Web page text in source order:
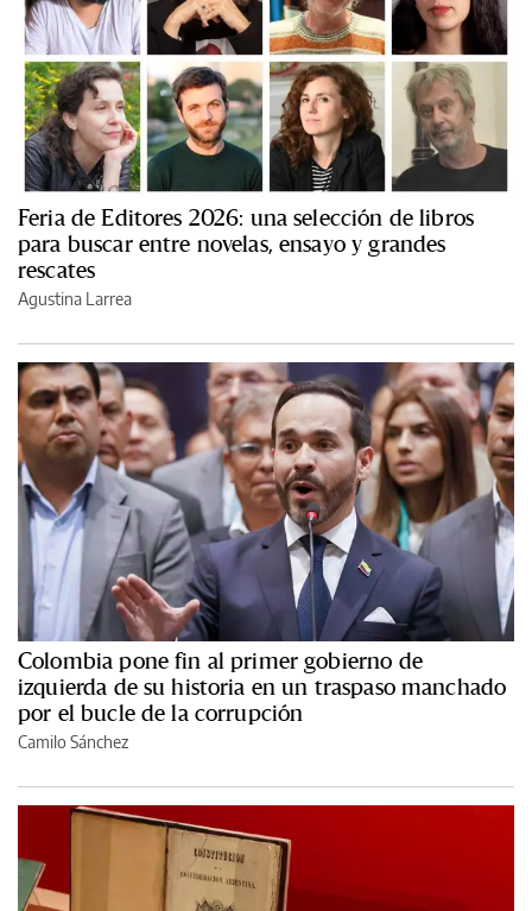
Feria de Editores 2026: una selección de libros
para buscar entre novelas, ensayo y grandes
rescates
Agustina Larrea
Colombia pone fin al primer gobierno de
izquierda de su historia en un traspaso manchado
por el bucle de la corrupción
Camilo Sánchez